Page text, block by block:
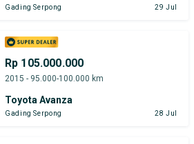
Gading Serpong 29 Jul
Rp 105.000.000
2015 - 95.000-100.000 km
Toyota Avanza
Gading Serpong 28 Jul